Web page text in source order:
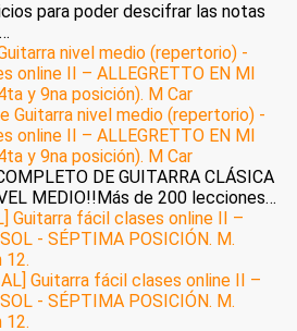
para poder descifrar las notas
nivel medio (repertorio) -
online II – ALLEGRETTO EN MI
y 9na posición). M Car
DE GUITARRA CLÁSICA
MEDIO!!Más de 200 lecciones…
Guitarra fácil clases online II –
- SÉPTIMA POSICIÓN. M.
12.